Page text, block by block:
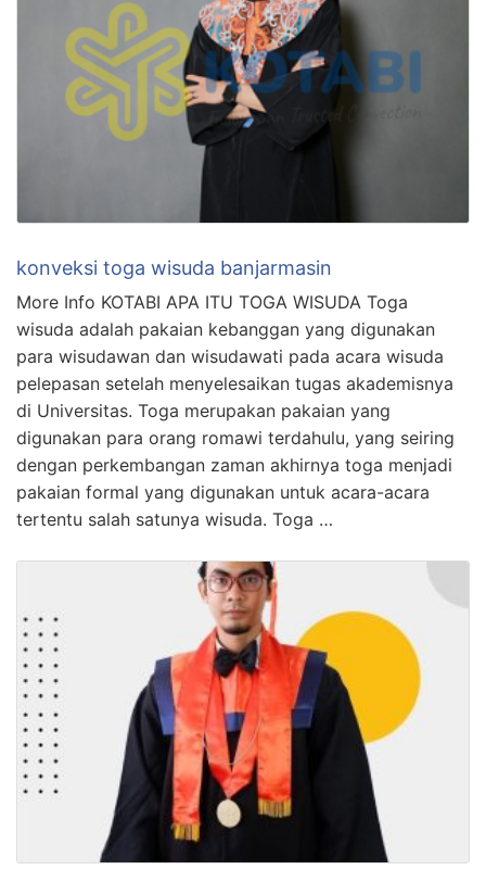
konveksi toga wisuda banjarmasin
More Info KOTABI APA ITU TOGA WISUDA Toga
wisuda adalah pakaian kebanggan yang digunakan
para wisudawan dan wisudawati pada acara wisuda
pelepasan setelah menyelesaikan tugas akademisnya
di Universitas. Toga merupakan pakaian yang
digunakan para orang romawi terdahulu, yang seiring
dengan perkembangan zaman akhirnya toga menjadi
pakaian formal yang digunakan untuk acara-acara
tertentu salah satunya wisuda. Toga …